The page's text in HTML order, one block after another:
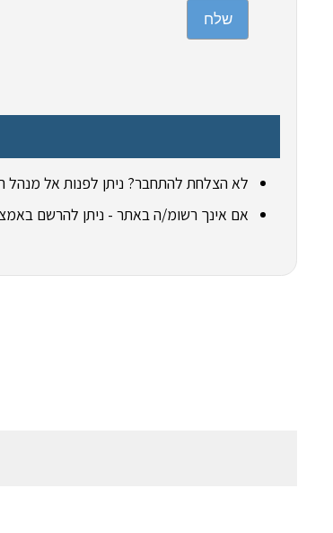
שלח
לא הצלחת להתחבר? ניתן לפנות אל מנהל
אם אינך רשומ/ה באתר - ניתן להרשם